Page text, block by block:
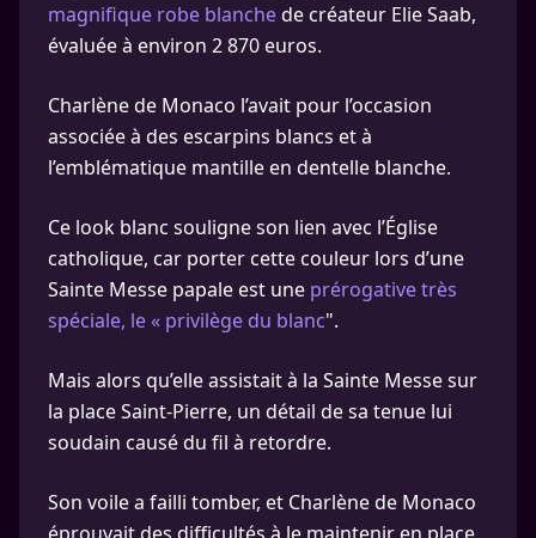
magnifique robe blanchede créateur Elie Saab,
évaluée à environ 2 870 euros.
Charlène de Monaco l’avait pour l’occasion
associée à des escarpins blancs et à
l’emblématique mantille en dentelle blanche.
Ce look blanc souligne son lien avec l’Église
catholique, car porter cette couleur lors d’une
Sainte Messe papale est une prérogative très
spéciale, le « privilège du blanc".
Mais alors qu’elle assistait à la Sainte Messe sur
la place Saint-Pierre, un détail de sa tenue lui
soudain causé du fil à retordre.
Son voile a failli tomber, et Charlène de Monaco